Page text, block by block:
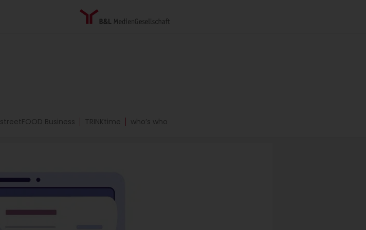
streetFOOD Business TRINKtime who’s who